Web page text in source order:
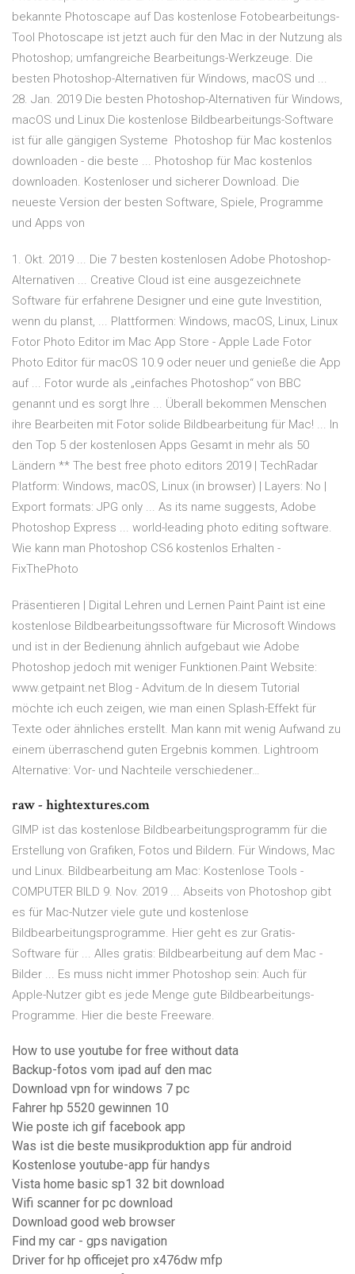
bekannte Photoscape auf Das kostenlose Fotobearbeitungs-
Tool Photoscape ist jetzt auch für den Mac in der Nutzung als
Photoshop; umfangreiche Bearbeitungs-Werkzeuge. Die
besten Photoshop-Alternativen für Windows, macOS und ...
28. Jan. 2019 Die besten Photoshop-Alternativen für Windows,
macOS und Linux Die kostenlose Bildbearbeitungs-Software
ist für alle gängigen Systeme Photoshop für Mac kostenlos
downloaden - die beste ... Photoshop für Mac kostenlos
downloaden. Kostenloser und sicherer Download. Die
neueste Version der besten Software, Spiele, Programme
und Apps von
1. Okt. 2019 ... Die 7 besten kostenlosen Adobe Photoshop-
Alternativen ... Creative Cloud ist eine ausgezeichnete
Software für erfahrene Designer und eine gute Investition,
wenn du planst, ... Plattformen: Windows, macOS, Linux, Linux
‎Fotor Photo Editor im Mac App Store - Apple Lade Fotor
Photo Editor für macOS 10.9 oder neuer und genieße die App
auf ... Fotor wurde als „einfaches Photoshop“ von BBC
genannt und es sorgt Ihre ... Überall bekommen Menschen
ihre Bearbeiten mit Fotor solide Bildbearbeitung für Mac! ... In
den Top 5 der kostenlosen Apps Gesamt in mehr als 50
Ländern ** The best free photo editors 2019 | TechRadar
Platform: Windows, macOS, Linux (in browser) | Layers: No |
Export formats: JPG only ... As its name suggests, Adobe
Photoshop Express ... world-leading photo editing software.
Wie kann man Photoshop CS6 kostenlos Erhalten -
FixThePhoto
Präsentieren | Digital Lehren und Lernen Paint Paint ist eine
kostenlose Bildbearbeitungssoftware für Microsoft Windows
und ist in der Bedienung ähnlich aufgebaut wie Adobe
Photoshop jedoch mit weniger Funktionen.Paint Website:
www.getpaint.net Blog - Advitum.de In diesem Tutorial
möchte ich euch zeigen, wie man einen Splash-Effekt für
Texte oder ähnliches erstellt. Man kann mit wenig Aufwand zu
einem überraschend guten Ergebnis kommen. Lightroom
Alternative: Vor- und Nachteile verschiedener…
raw - hightextures.com
GIMP ist das kostenlose Bildbearbeitungsprogramm für die
Erstellung von Grafiken, Fotos und Bildern. Für Windows, Mac
und Linux. Bildbearbeitung am Mac: Kostenlose Tools -
COMPUTER BILD 9. Nov. 2019 ... Abseits von Photoshop gibt
es für Mac-Nutzer viele gute und kostenlose
Bildbearbeitungsprogramme. Hier geht es zur Gratis-
Software für ... Alles gratis: Bildbearbeitung auf dem Mac -
Bilder ... Es muss nicht immer Photoshop sein: Auch für
Apple-Nutzer gibt es jede Menge gute Bildbearbeitungs-
Programme. Hier die beste Freeware.
How to use youtube for free without data
Backup-fotos vom ipad auf den mac
Download vpn for windows 7 pc
Fahrer hp 5520 gewinnen 10
Wie poste ich gif facebook app
Was ist die beste musikproduktion app für android
Kostenlose youtube-app für handys
Vista home basic sp1 32 bit download
Wifi scanner for pc download
Download good web browser
Find my car - gps navigation
Driver for hp officejet pro x476dw mfp